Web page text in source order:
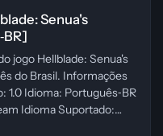
Senua's
jogo Hellblade: Senua's
do Brasil. Informações
1.0 Idioma: Português‑BR
Idioma Suportado:
2025 Tamanho: 110 MB